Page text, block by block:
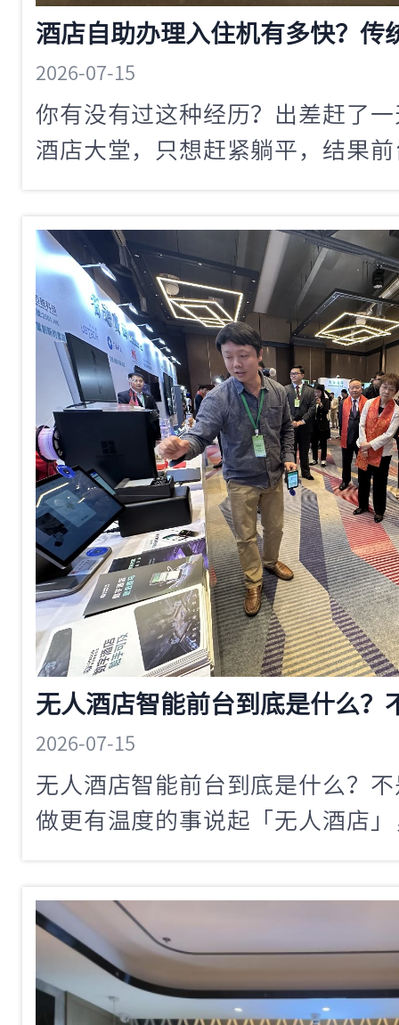
2026-07-15
你有没有过这种经历？出差赶了
酒店大堂，只想赶紧躺平，结果
——根据酒店行业调研数据，传统
平均耗时大约在3分钟左右，如果
峰期，排队等待十几分钟甚至半
自助办理入住机到底能把这件事
能会让你吃惊：10秒。
2026-07-15
无人酒店智能前台到底是什么？
做更有温度的事说起「无人酒店
酒店智能前台，客人会不会觉得
反。真正的无人酒店智能前台，
服务升级——让机器处理标准化流